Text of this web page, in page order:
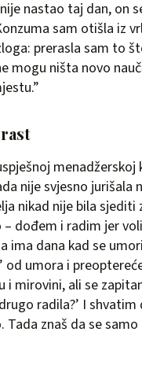
nastao taj dan, on
sam otišla iz
prerasla sam to
mogu ništa novo
menadžerskoj
nije svjesno jurišala
nikad nije bila
– dođem i radim jer
ima dana kad se
od umora i
i mirovini, ali se
radila?’ I shvatim
znaš da se